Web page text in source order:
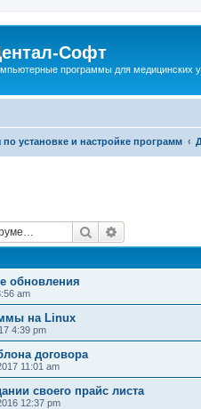
Софт
программы для медицинских
установке и настройке программ
Поиск
обновления
am
на Linux
4:39 pm
договора
11:01 am
своего прайс листа
12:37 pm